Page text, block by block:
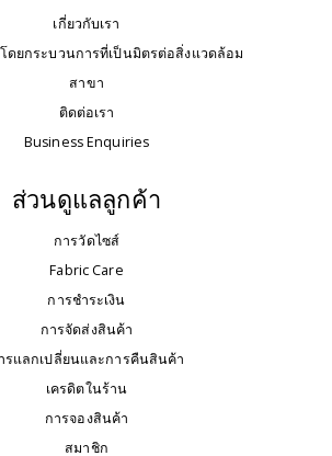
เกี่ยวกับเรา
ดยกระบวนการที่เป็นมิตรต่อสิ่งแวดล้อม
สาขา
ติดต่อเรา
Business Enquiries
ส่วนดูแลลูกค้า
การวัดไซส์
Fabric Care
การชำระเงิน
การจัดส่งสินค้า
รแลกเปลี่ยนและการคืนสินค้า
เครดิตในร้าน
การจองสินค้า
สมาชิก